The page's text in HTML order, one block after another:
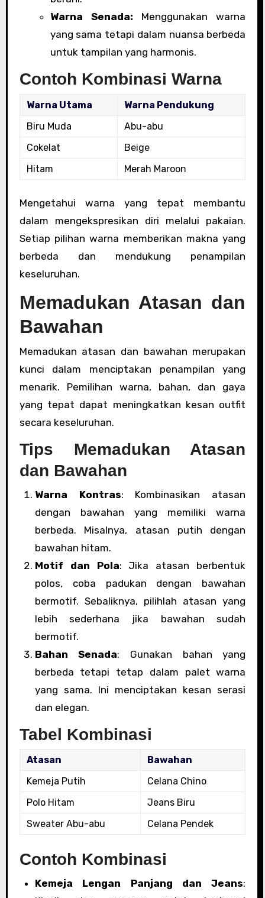
Warna Senada: Menggunakan warna
yang sama tetapi dalam nuansa berbeda
untuk tampilan yang harmonis.
Contoh Kombinasi Warna
Warna Utama
Warna Pendukung
Biru Muda
Abu-abu
Cokelat
Beige
Hitam
Merah Maroon
Mengetahui warna yang tepat membantu
dalam mengekspresikan diri melalui pakaian.
Setiap pilihan warna memberikan makna yang
berbeda dan mendukung penampilan
keseluruhan.
Memadukan Atasan dan
Bawahan
Memadukan atasan dan bawahan merupakan
kunci dalam menciptakan penampilan yang
menarik. Pemilihan warna, bahan, dan gaya
yang tepat dapat meningkatkan kesan outfit
secara keseluruhan.
Tips Memadukan Atasan
dan Bawahan
Warna Kontras: Kombinasikan atasan
dengan bawahan yang memiliki warna
berbeda. Misalnya, atasan putih dengan
bawahan hitam.
Motif dan Pola: Jika atasan berbentuk
polos, coba padukan dengan bawahan
bermotif. Sebaliknya, pilihlah atasan yang
lebih sederhana jika bawahan sudah
bermotif.
Bahan Senada: Gunakan bahan yang
berbeda tetapi tetap dalam palet warna
yang sama. Ini menciptakan kesan serasi
dan elegan.
Tabel Kombinasi
Atasan
Bawahan
Kemeja Putih
Celana Chino
Polo Hitam
Jeans Biru
Sweater Abu-abu
Celana Pendek
Contoh Kombinasi
Kemeja Lengan Panjang dan Jeans: